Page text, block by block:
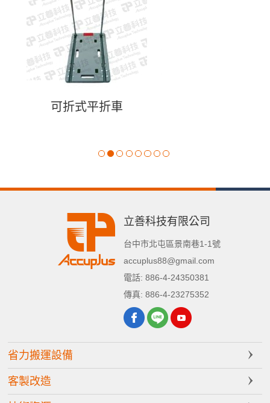
可折式平折車
立善科技有限公司
台中市北屯區景南巷1-1號
accuplus88@gmail.com
電話: 886-4-24350381
傳真: 886-4-23275352
省力搬運設備
客製改造